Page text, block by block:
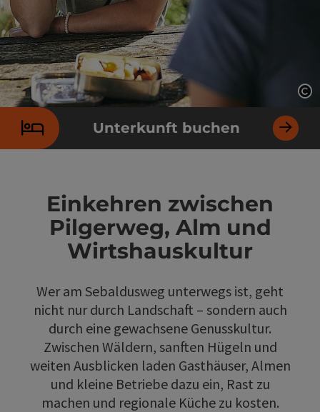
Unterkunft buchen
Einkehren zwischen
Pilgerweg, Alm und
Wirtshauskultur
Wer am Sebaldusweg unterwegs ist, geht
nicht nur durch Landschaft – sondern auch
durch eine gewachsene Genusskultur.
Zwischen Wäldern, sanften Hügeln und
weiten Ausblicken laden Gasthäuser, Almen
und kleine Betriebe dazu ein, Rast zu
machen und regionale Küche zu kosten.